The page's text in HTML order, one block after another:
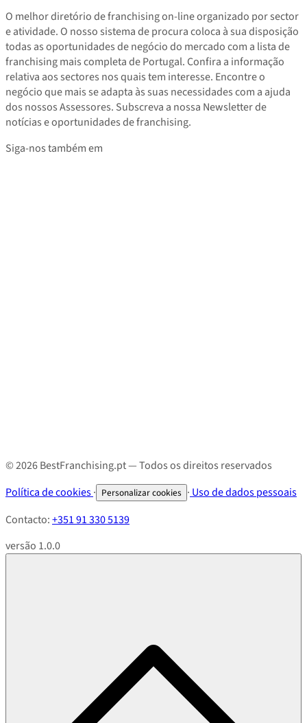
O melhor diretório de franchising on-line organizado por sector
e atividade. O nosso sistema de procura coloca à sua disposição
todas as oportunidades de negócio do mercado com a lista de
franchising mais completa de Portugal. Confira a informação
relativa aos sectores nos quais tem interesse. Encontre o
negócio que mais se adapta às suas necessidades com a ajuda
dos nossos Assessores. Subscreva a nossa Newsletter de
notícias e oportunidades de franchising.
Siga-nos também em
© 2026 BestFranchising.pt — Todos os direitos reservados
Política de cookies· Personalizar cookies · Uso de dados pessoais
Contacto:+351 91 330 5139
versão 1.0.0